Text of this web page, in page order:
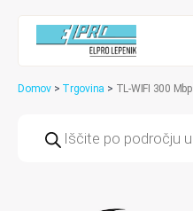
Domov > Trgovina > TL-WIFI 300
search